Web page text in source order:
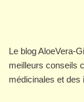
Le blog AloeVera-
meilleurs conseils
médicinales et des